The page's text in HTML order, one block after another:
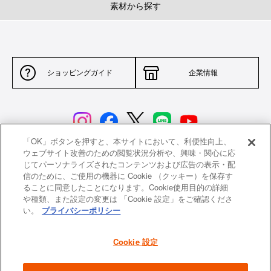
素材から探す
ショッピングガイド 企業情報
サイトポリシー 特定商取引法に基づく表示
並行輸入品について 個人情報保護方針
返品について
よくあるご質問 お問い合わせ
「OK」ボタンを押すと、本サイトにおいて、利便性向上、
ウェブサイト改善のための閲覧状況分析や、興味・関心に応
じてパーソナライズされたコンテンツおよび広告の表示・配
信のために、ご使用の機器に Cookie （クッキー）を保存す
ることに同意したことになります。Cookie使用目的の詳細
や種類、また設定の変更は 「Cookie 設定」をご確認くださ
い。
プライバシーポリシー
Cookie 設定